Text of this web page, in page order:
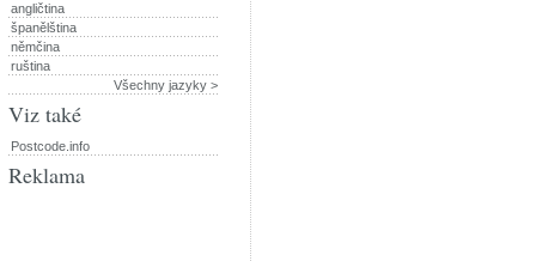
angličtina
španělština
němčina
ruština
Všechny jazyky >
Viz také
Postcode.info
Reklama